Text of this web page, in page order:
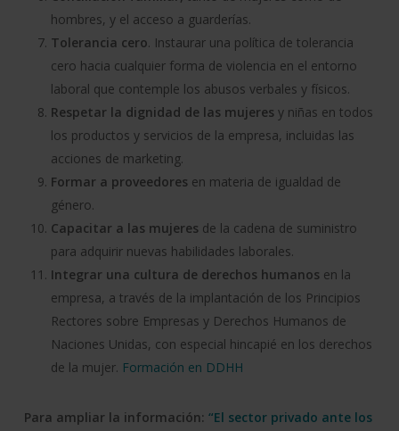
hombres, y el acceso a guarderías.
Tolerancia cero. Instaurar una política de tolerancia
cero hacia cualquier forma de violencia en el entorno
laboral que contemple los abusos verbales y físicos.
Respetar la dignidad de las mujeres y niñas en todos
los productos y servicios de la empresa, incluidas las
acciones de marketing.
Formar a proveedores en materia de igualdad de
género.
Capacitar a las mujeres de la cadena de suministro
para adquirir nuevas habilidades laborales.
Integrar una cultura de derechos humanos en la
empresa, a través de la implantación de los Principios
Rectores sobre Empresas y Derechos Humanos de
Naciones Unidas, con especial hincapié en los derechos
de la mujer. Formación en DDHH
Para ampliar la información: “El sector privado ante los